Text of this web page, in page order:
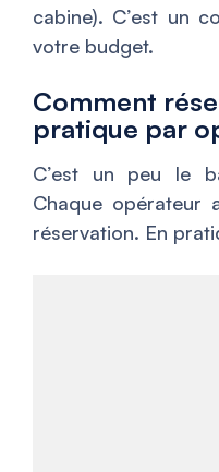
cabine). C’est un
votre budget.
Comment
pratique par
C’est un peu le
Chaque opérateur
réservation. En